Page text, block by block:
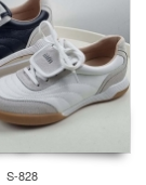
S-828